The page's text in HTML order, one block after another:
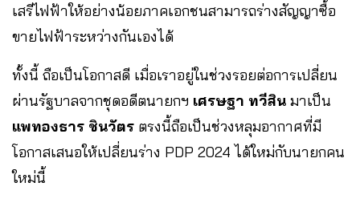
เสรีไฟฟ้าให้อย่างน้อยภาคเอกชนสามารถร่างสัญญาซื้อ
ขายไฟฟ้าระหว่างกันเองได้
ทั้งนี้ ถือเป็นโอกาสดี เมื่อเราอยู่ในช่วงรอยต่อการเปลี่ยน
ผ่านรัฐบาลจากชุดอดีตนายกฯ เศรษฐา ทวีสิน มาเป็น
แพทองธาร ชินวัตร ตรงนี้ถือเป็นช่วงหลุมอากาศที่มี
โอกาสเสนอให้เปลี่ยนร่าง PDP 2024 ได้ใหม่กับนายกคน
ใหม่นี้